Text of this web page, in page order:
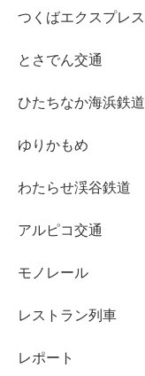
つくばエクスプレス
とさでん交通
ひたちなか海浜鉄道
ゆりかもめ
わたらせ渓谷鉄道
アルピコ交通
モノレール
レストラン列車
レポート